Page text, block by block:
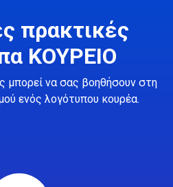
πρακτικές
ΚΟΥΡΕΙΟ
μπορεί να σας βοηθήσουν στη
ενός λογότυπου κουρέα.